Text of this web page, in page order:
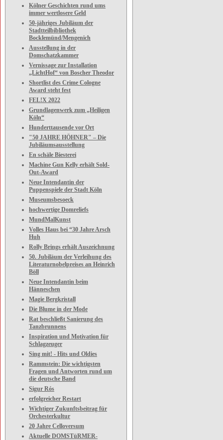
Kölner Geschichten rund ums
immer wertlosere Geld
50-jähriges Jubiläum der
Stadtteilbibliothek
Bocklemünd/Mengenich
Ausstellung in der
Domschatzkammer
Vernissage zur Installation
„LichtHof“ von Boscher Theodor
Shortlist des Crime Cologne
Award steht fest
FEL!X 2022
Grundlagenwerk zum „Heiligen
Köln“
Hunderttausende vor Ort
"50 JAHRE HÖHNER" – Die
Jubiläumsausstellung
En schäle Biesterei
Machine Gun Kelly erhält Sold-
Out-Award
Neue Intendantin der
Puppenspiele der Stadt Köln
Museumsbesoeck
hochwertige Domreliefs
MundMalKunst
Volles Haus bei “30 Jahre Arsch
Huh
Rolly Brings erhält Auszeichnung
50. Jubiläum der Verleihung des
Literaturnobelpreises an Heinrich
Böll
Neue Intendantin beim
Hänneschen
Magie Bergkristall
Die Blume in der Mode
Rat beschließt Sanierung des
Tanzbrunnens
Inspiration und Motivation für
Schlagzeuger
Sing mit! - Hits und Oldies
Rammstein: Die wichtigsten
Fragen und Antworten rund um
die deutsche Band
Sigur Rós
erfolgreicher Restart
Wichtiger Zukunftsbeitrag für
Orchesterkultur
20 Jahre Celloversum
Aktuelle DOMSTüRMER-